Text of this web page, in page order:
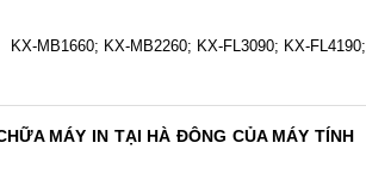
KX-MB1660; KX-MB2260; KX-FL3090; KX-
MÁY IN TẠI HÀ ĐÔNG CỦA MÁY TÍNH